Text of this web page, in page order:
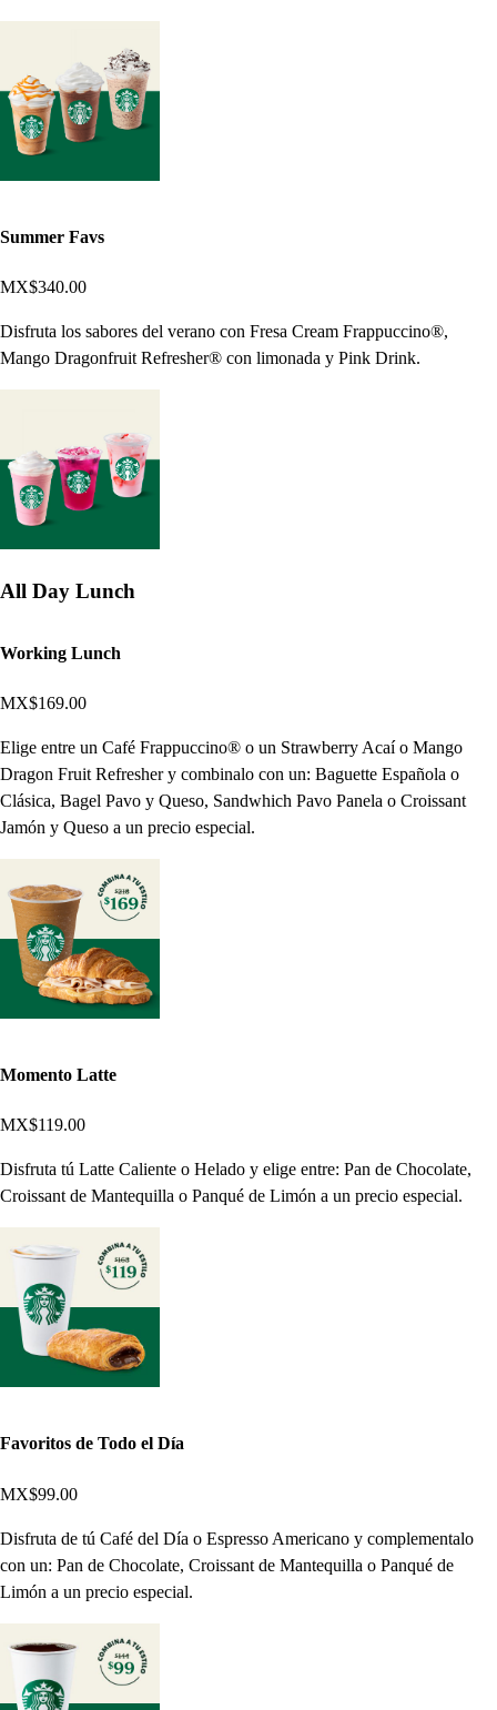
Summer Favs
MX$340.00
Disfruta los sabores del verano con Fresa Cream Frappuccino®,
Mango Dragonfruit Refresher® con limonada y Pink Drink.
All Day Lunch
Working Lunch
MX$169.00
Elige entre un Café Frappuccino® o un Strawberry Acaí o Mango
Dragon Fruit Refresher y combinalo con un: Baguette Española o
Clásica, Bagel Pavo y Queso, Sandwhich Pavo Panela o Croissant
Jamón y Queso a un precio especial.
Momento Latte
MX$119.00
Disfruta tú Latte Caliente o Helado y elige entre: Pan de Chocolate,
Croissant de Mantequilla o Panqué de Limón a un precio especial.
Favoritos de Todo el Día
MX$99.00
Disfruta de tú Café del Día o Espresso Americano y complementalo
con un: Pan de Chocolate, Croissant de Mantequilla o Panqué de
Limón a un precio especial.